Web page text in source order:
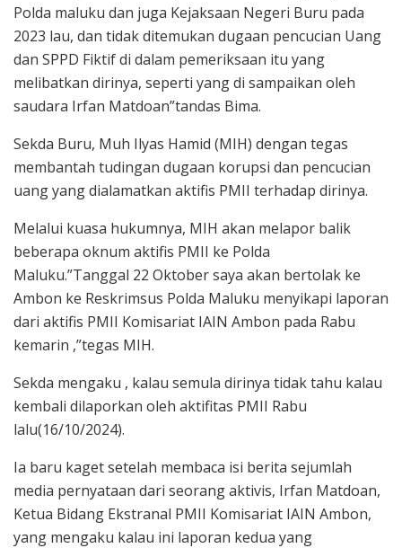
Polda maluku dan juga Kejaksaan Negeri Buru pada
2023 lau, dan tidak ditemukan dugaan pencucian Uang
dan SPPD Fiktif di dalam pemeriksaan itu yang
melibatkan dirinya, seperti yang di sampaikan oleh
saudara Irfan Matdoan”tandas Bima.
Sekda Buru, Muh Ilyas Hamid (MIH) dengan tegas
membantah tudingan dugaan korupsi dan pencucian
uang yang dialamatkan aktifis PMII terhadap dirinya.
Melalui kuasa hukumnya, MIH akan melapor balik
beberapa oknum aktifis PMII ke Polda
Maluku.”Tanggal 22 Oktober saya akan bertolak ke
Ambon ke Reskrimsus Polda Maluku menyikapi laporan
dari aktifis PMII Komisariat IAIN Ambon pada Rabu
kemarin ,”tegas MIH.
Sekda mengaku , kalau semula dirinya tidak tahu kalau
kembali dilaporkan oleh aktifitas PMII Rabu
lalu(16/10/2024).
Ia baru kaget setelah membaca isi berita sejumlah
media pernyataan dari seorang aktivis, Irfan Matdoan,
Ketua Bidang Ekstranal PMII Komisariat IAIN Ambon,
yang mengaku kalau ini laporan kedua yang